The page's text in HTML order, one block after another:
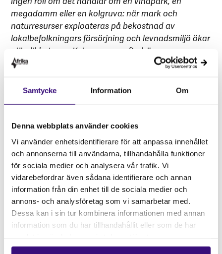
Samtycke Information Om
Denna webbplats använder cookies
Vi använder enhetsidentifierare för att anpassa innehållet
och annonserna till användarna, tillhandahålla funktioner
för sociala medier och analysera vår trafik. Vi
vidarebefordrar även sådana identifierare och annan
information från din enhet till de sociala medier och
annons- och analysföretag som vi samarbetar med.
Dessa kan i sin tur kombinera informationen med annan
information som du har tillhandahållit eller som de har
megadamm eller en kolgruva: när mark och
naturresurser exploateras på bekostnad av
lokalbefolkningars försörjning och levnadsmiljö ökar
ojämlikheterna. Kvinnor, som ofta bär
huvudansvaret för hushållets matförsörjning och
resurshantering, drabbas allra hårdast. Energin som
framställs exporteras ofta och vinsterna hamnar
behöver en rättvis omställning som grundas på
miljömässig och social rättvisa, lokalt, regionalt och
globalt.”
–Boel Johnsson, Policyrådgivare Naturresurser,
företag och mänskliga rättigheter
Ladda ned och läs rapporten